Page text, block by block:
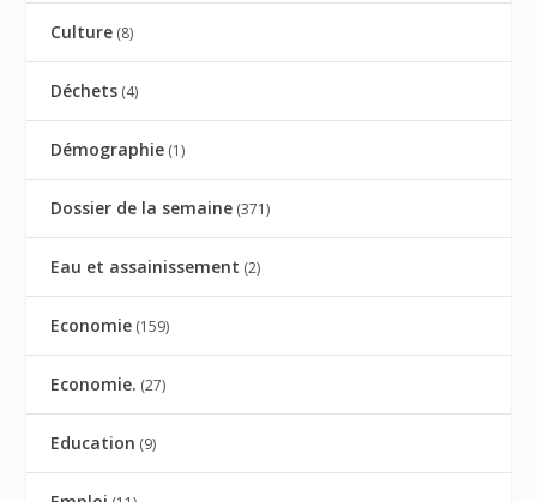
Culture (8)
Déchets (4)
Démographie (1)
Dossier de la semaine (371)
Eau et assainissement (2)
Economie (159)
Economie. (27)
Education (9)